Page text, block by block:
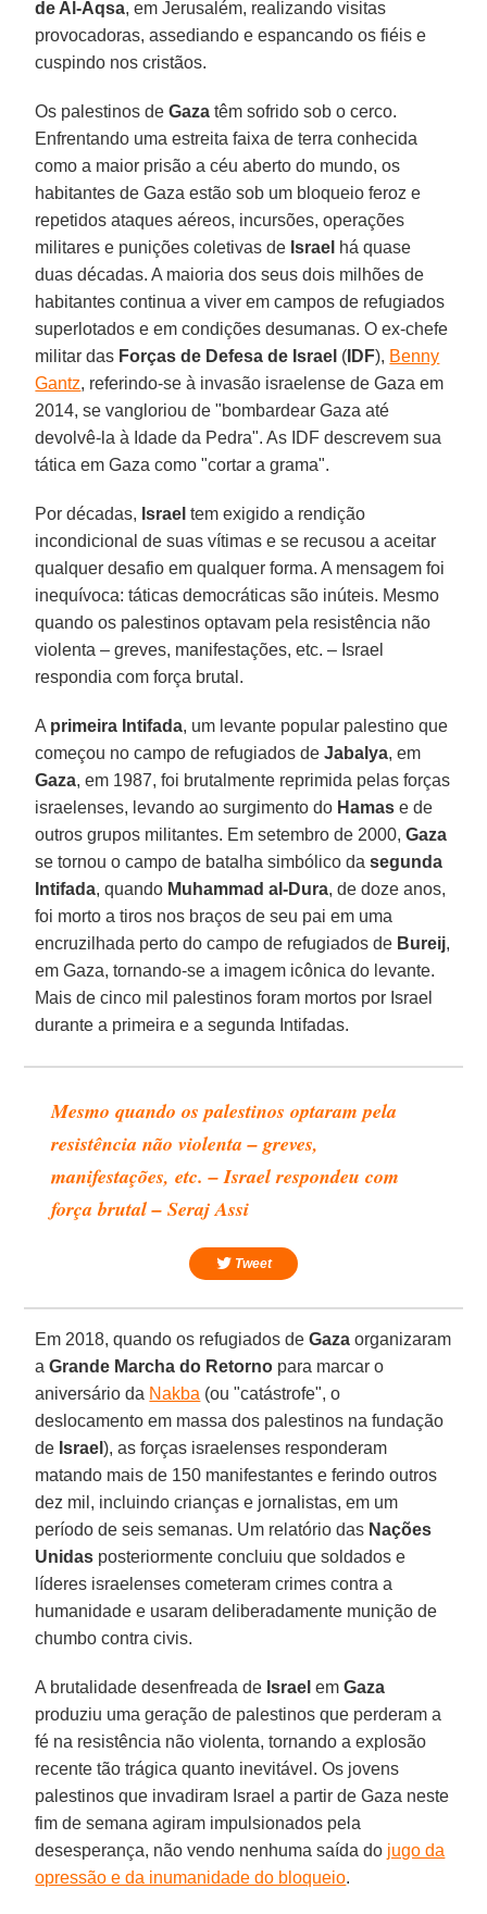
de Al-Aqsa, em Jerusalém, realizando visitas
provocadoras, assediando e espancando os fiéis e
cuspindo nos cristãos.
Os palestinos deGaza têm sofrido sob o cerco.
Enfrentando uma estreita faixa de terra conhecida
como a maior prisão a céu aberto do mundo, os
habitantes de Gaza estão sob um bloqueio feroz e
repetidos ataques aéreos, incursões, operações
militares e punições coletivas de Israel há quase
duas décadas. A maioria dos seus dois milhões de
habitantes continua a viver em campos de refugiados
superlotados e em condições desumanas. O ex-chefe
militar das Forças de Defesa de Israel ( IDF), Benny
Gantz, referindo-se à invasão israelense de Gaza em
2014, se vangloriou de "bombardear Gaza até
devolvê-la à Idade da Pedra". As IDF descrevem sua
tática em Gaza como "cortar a grama".
Por décadas, Israel tem exigido a rendição
incondicional de suas vítimas e se recusou a aceitar
qualquer desafio em qualquer forma. A mensagem foi
inequívoca: táticas democráticas são inúteis. Mesmo
quando os palestinos optavam pela resistência não
violenta – greves, manifestações, etc. – Israel
respondia com força brutal.
A primeira Intifada, um levante popular palestino que
começou no campo de refugiados deJabalya, em
Gaza, em 1987, foi brutalmente reprimida pelas forças
israelenses, levando ao surgimento do Hamas e de
outros grupos militantes. Em setembro de 2000,Gaza
se tornou o campo de batalha simbólico dasegunda
Intifada, quando Muhammad al-Dura, de doze anos,
foi morto a tiros nos braços de seu pai em uma
encruzilhada perto do campo de refugiados de Bureij,
em Gaza, tornando-se a imagem icônica do levante.
Mais de cinco mil palestinos foram mortos por Israel
durante a primeira e a segunda Intifadas.
Mesmo quando os palestinos optaram pela
resistência não violenta – greves,
manifestações, etc. – Israel respondeu com
força brutal – Seraj Assi
Tweet
Em 2018, quando os refugiados deGaza organizaram
aGrande Marcha do Retorno para marcar o
aniversário da Nakba (ou "catástrofe", o
deslocamento em massa dos palestinos na fundação
de Israel), as forças israelenses responderam
matando mais de 150 manifestantes e ferindo outros
dez mil, incluindo crianças e jornalistas, em um
período de seis semanas. Um relatório das Nações
Unidas posteriormente concluiu que soldados e
líderes israelenses cometeram crimes contra a
humanidade e usaram deliberadamente munição de
chumbo contra civis.
A brutalidade desenfreada de Israel emGaza
produziu uma geração de palestinos que perderam a
fé na resistência não violenta, tornando a explosão
recente tão trágica quanto inevitável. Os jovens
palestinos que invadiram Israel a partir de Gaza neste
fim de semana agiram impulsionados pela
desesperança, não vendo nenhuma saída do jugo da
opressão e da inumanidade do bloqueio.